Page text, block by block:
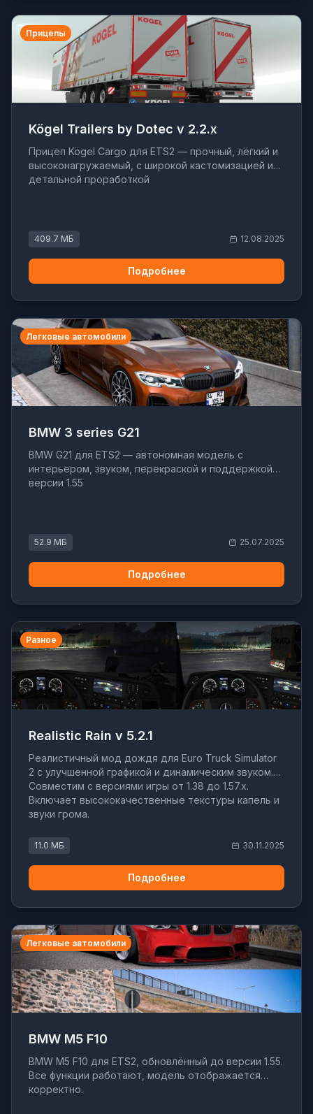
Прицепы
Kögel Trailers by Dotec v 2.2.x
Прицеп Kögel Cargo для ETS2 — прочный, лёгкий и
высоконагружаемый, с широкой кастомизацией и
детальной проработкой
409.7 МБ 12.08.2025
Подробнее
Легковые автомобили
BMW 3 series G21
BMW G21 для ETS2 — автономная модель с
интерьером, звуком, перекраской и поддержкой
версии 1.55
52.9 МБ 25.07.2025
Подробнее
Разное
Realistic Rain v 5.2.1
Реалистичный мод дождя для Euro Truck Simulator
2 с улучшенной графикой и динамическим звуком.
Совместим с версиями игры от 1.38 до 1.57.x.
Включает высококачественные текстуры капель и
звуки грома.
11.0 МБ 30.11.2025
Подробнее
Легковые автомобили
BMW M5 F10
BMW M5 F10 для ETS2, обновлённый до версии 1.55.
Все функции работают, модель отображается
корректно.